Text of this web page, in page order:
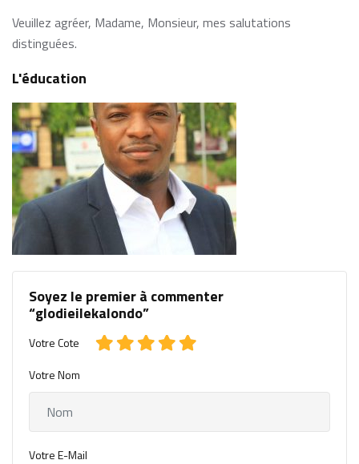
Veuillez agréer, Madame, Monsieur, mes salutations
distinguées.
L'éducation
Soyez le premier à commenter
“glodieilekalondo”
Votre Cote
Votre Nom
Votre E-Mail